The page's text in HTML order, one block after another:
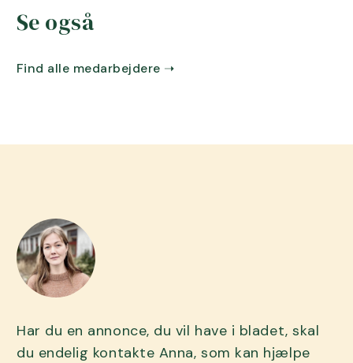
Se også
Find alle medarbejdere ➝
Har du en annonce, du vil have i bladet, skal
du endelig kontakte Anna, som kan hjælpe